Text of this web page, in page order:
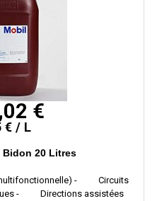
€
€ / L
20 Litres
multifonctionnelle) - Circuits
- Directions assistées